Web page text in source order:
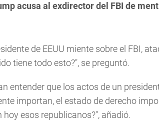
acusa al exdirector del FBI de
de EEUU miente sobre el FBI,
tiene todo esto?", se preguntó.
entender que los actos de un
importan, el estado de derecho
esos republicanos?", añadió.